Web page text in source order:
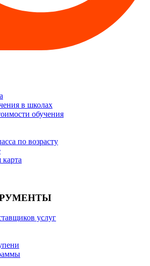
в школах
обучения
по возрасту
услуг